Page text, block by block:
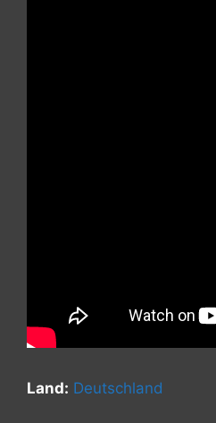
Land: Deutschland